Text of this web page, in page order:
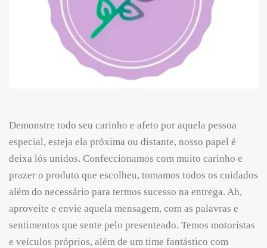
Demonstre todo seu carinho e afeto por aquela pessoa
especial, esteja ela próxima ou distante, nosso papel é
deixa lós unidos. Confeccionamos com muito carinho e
prazer o produto que escolheu, tomamos todos os cuidados
além do necessário para termos sucesso na entrega. Ah,
aproveite e envie aquela mensagem, com as palavras e
sentimentos que sente pelo presenteado. Temos motoristas
e veículos próprios, além de um time fantástico com